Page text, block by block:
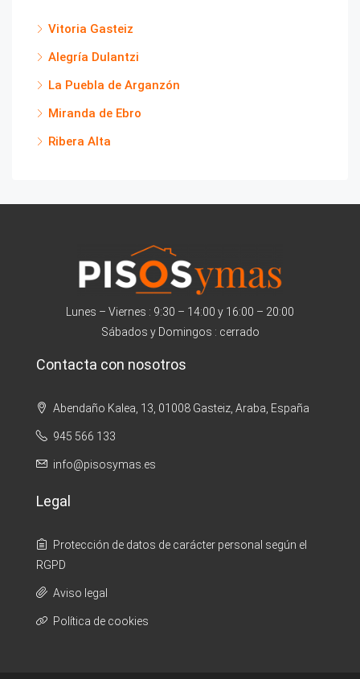
Vitoria Gasteiz
Alegría Dulantzi
La Puebla de Arganzón
Miranda de Ebro
Ribera Alta
Lunes – Viernes : 9:30 – 14:00 y 16:00 – 20:00
Sábados y Domingos : cerrado
Contacta con nosotros
Abendaño Kalea, 13, 01008 Gasteiz, Araba, España
945 566 133
info@pisosymas.es
Legal
Protección de datos de carácter personal según el
RGPD
Aviso legal
Política de cookies